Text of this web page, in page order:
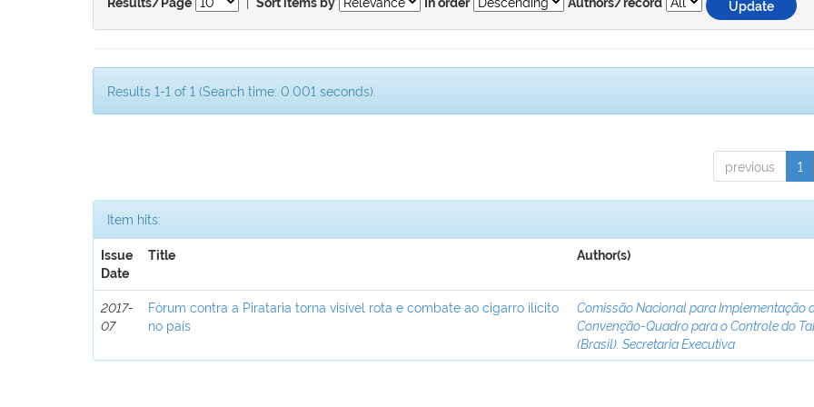
Results/Page Sort items by In order Authors/record
Results 1-1 of 1 (Search time: 0.001 seconds).
previous 1
Item hits:
Issue
Date
Title Author(s)
2017-
07
Fórum contra a Pirataria torna visível rota e combate ao cigarro ilícito
no país
Comissão Nacional para Implementação
Convenção-Quadro para o Controle do
(Brasil). Secretaria Executiva